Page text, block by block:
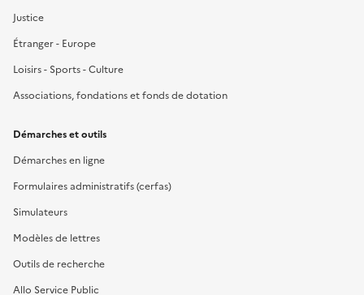
Justice
Étranger - Europe
Loisirs - Sports - Culture
Associations, fondations et fonds de dotation
Démarches et outils
Démarches en ligne
Formulaires administratifs (cerfas)
Simulateurs
Modèles de lettres
Outils de recherche
Allo Service Public